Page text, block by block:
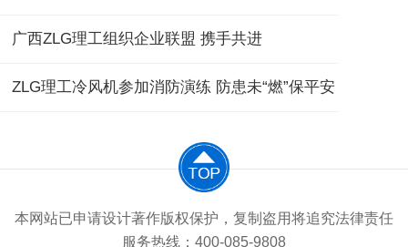
广西ZLG理工组织企业联盟 携手共进
ZLG理工冷风机参加消防演练 防患未“燃”保平安
本网站已申请设计著作版权保护，复制盗用将追究法律责任
服务热线：400-085-9808